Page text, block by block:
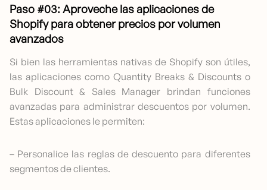
Paso #03: Aproveche las aplicaciones de
Shopify para obtener precios por volumen
avanzados
Si bien las herramientas nativas de Shopify son útiles,
las aplicaciones como Quantity Breaks & Discounts o
Bulk Discount & Sales Manager brindan funciones
avanzadas para administrar descuentos por volumen.
Estas aplicaciones le permiten:
– Personalice las reglas de descuento para diferentes
segmentos de clientes.